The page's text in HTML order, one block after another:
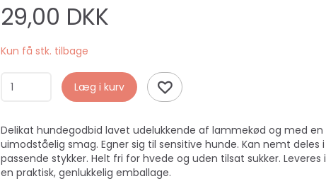
29,00 DKK
Kun få stk. tilbage
Læg i kurv
Delikat hundegodbid lavet udelukkende af lammekød og med en
uimodståelig smag. Egner sig til sensitive hunde. Kan nemt deles i
passende stykker. Helt fri for hvede og uden tilsat sukker. Leveres i
en praktisk, genlukkelig emballage.